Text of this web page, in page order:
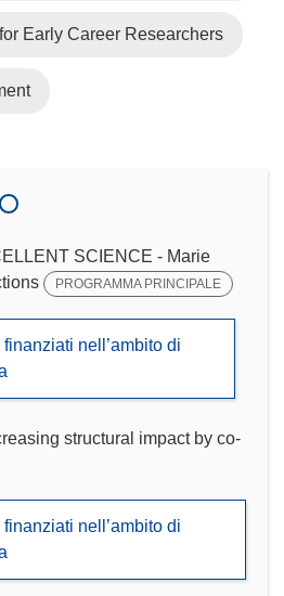
Early Career Researchers
SCIENCE - Marie
PROGRAMMA PRINCIPALE
nell’ambito di
structural impact by co-
nell’ambito di